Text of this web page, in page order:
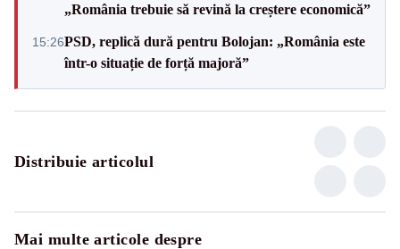
„România trebuie să revină la creștere economică”
15:26PSD, replică dură pentru Bolojan: „România este
într-o situație de forță majoră”
Distribuie articolul
Mai multe articole despre